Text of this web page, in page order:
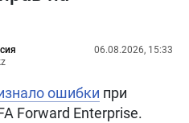
06.08.2026, 15:33
ошибки при
Forward Enterprise.